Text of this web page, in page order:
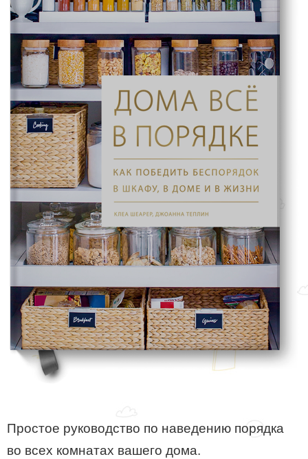
Простое руководство по наведению порядка
во всех комнатах вашего дома.